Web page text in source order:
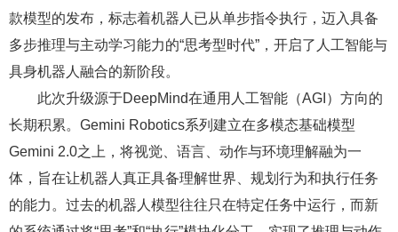
款模型的发布，标志着机器人已从单步指令执行，迈入具备
多步推理与主动学习能力的“思考型时代”，开启了人工智能与
具身机器人融合的新阶段。
此次升级源于DeepMind在通用人工智能（AGI）方向的
长期积累。Gemini Robotics系列建立在多模态基础模型
Gemini 2.0之上，将视觉、语言、动作与环境理解融为一
体，旨在让机器人真正具备理解世界、规划行为和执行任务
的能力。过去的机器人模型往往只在特定任务中运行，而新